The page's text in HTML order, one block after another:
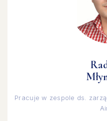
Pracuje w zespole ds.